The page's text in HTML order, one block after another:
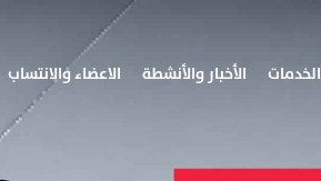
الخدمات الأخبار والأنشطة الاعضاء والانتساب